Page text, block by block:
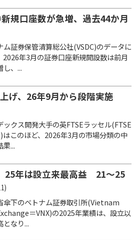
規口座数が急増、過去44か月
証券保管清算総公社(VSDC)のデータに
2026年3月の証券口座新規開設数は前月
し、...
げ、26年9月から段階実施
クス開発大手の英FTSEラッセル(FTSE
このほど、2026年3月の市場分類の中
果...
25年は設立来最高益 21～25
傘下のベトナム証券取引所(Vietnam
＝VNX)の2025年業績は、設立以
となり...